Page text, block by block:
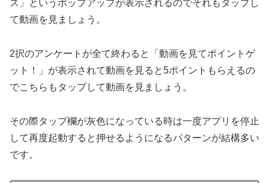
ス」というポップアップが表示されるのでそれもタップし
て動画を見ましょう。
2択のアンケートが全て終わると「動画を見てポイントゲ
ット！」が表示されて動画を見ると5ポイントもらえるの
でこちらもタップして動画を見ましょう。
その際タップ欄が灰色になっている時は一度アプリを停止
して再度起動すると押せるようになるパターンが結構多い
です。